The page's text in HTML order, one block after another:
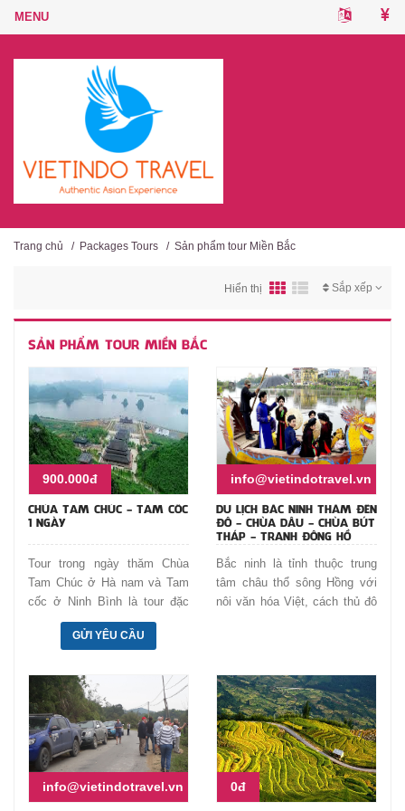
Trang chủ / Packages Tours / Sản phẩm tour Miền Bắc
Sắp xếp
Hiển thị
SẢN PHẨM TOUR MIỀN BẮC
900.000đ
CHÙA TAM CHÚC - TAM CỐC
1 NGÀY
Tour trong ngày thăm Chùa
Tam Chúc ở Hà nam và Tam
cốc ở Ninh Bình là tour đặc
sắc khởi hành từ Hà nội.
Chúng ta cùng đi về phía nam
đồng bằng có chùa Tam Chúc
có diện tích lớn nhất thế giới
và đạt nhiều kỷ lục châu á.
Thăm một Tam cốc hữu tình
như là một Hạ long trên cạn
của châu thổ sông Hồng
GỬI YÊU CẦU
info@vietindotravel.vn
DU LỊCH BẮC NINH THĂM ĐỀN
ĐÔ - CHÙA DÂU - CHÙA BÚT
THÁP - TRANH ĐÔNG HỒ
Bắc ninh là tỉnh thuộc trung
tâm châu thổ sông Hồng với
nôi văn hóa Việt, cách thủ đô
kính cùng làn điệu quan họ
đậm đà Kinh Bắc.
info@vietindotravel.vn 0đ